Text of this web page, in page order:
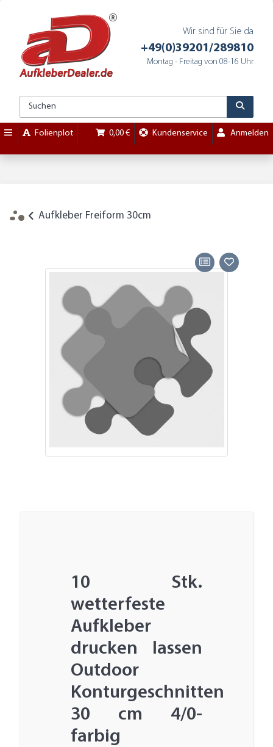
Wir sind für Sie da
+49(0)39201/289810
Montag - Freitag von 08-16 Uhr
Folienplot 0,00 € Kundenservice Anmelden
Aufkleber Freiform 30cm
10 Stk.
wetterfeste
Aufkleber
drucken lassen
Outdoor
Konturgeschnitten
30 cm 4/0-
farbig